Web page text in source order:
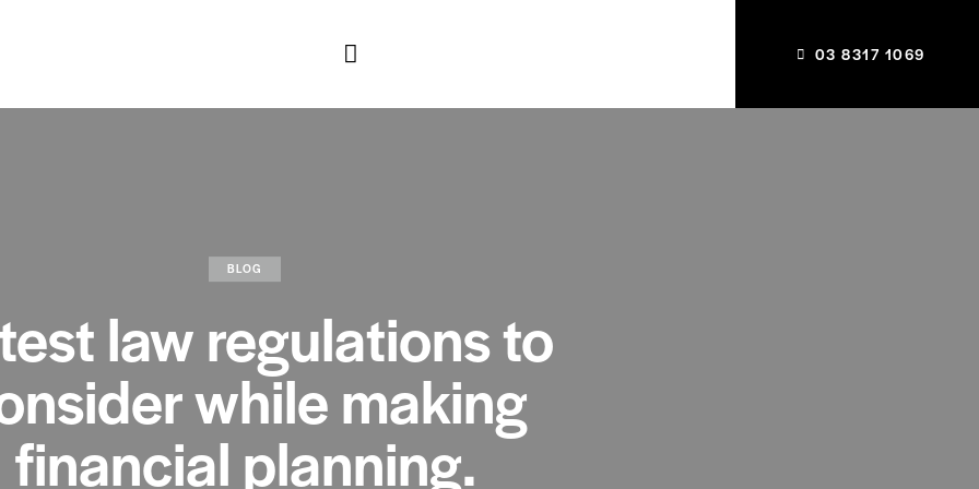
03 8317 1069
BLOG
law regulations to
while making
financial planning.